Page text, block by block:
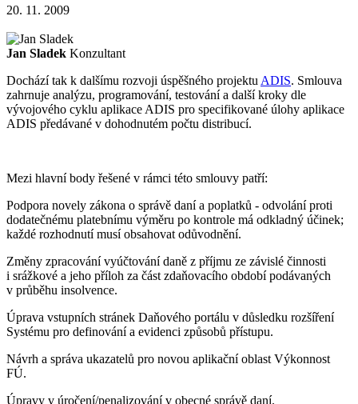
20. 11. 2009
Jan Sladek Konzultant
Dochází tak k dalšímu rozvoji úspěšného projektu ADIS. Smlouva
zahrnuje analýzu, programování, testování a další kroky dle
vývojového cyklu aplikace ADIS pro specifikované úlohy aplikace
ADIS předávané v dohodnutém počtu distribucí.
Mezi hlavní body řešené v rámci této smlouvy patří:
Podpora novely zákona o správě daní a poplatků - odvolání proti
dodatečnému platebnímu výměru po kontrole má odkladný účinek;
každé rozhodnutí musí obsahovat odůvodnění.
Změny zpracování vyúčtování daně z příjmu ze závislé činnosti
i srážkové a jeho příloh za část zdaňovacího období podávaných
v průběhu insolvence.
Úprava vstupních stránek Daňového portálu v důsledku rozšíření
Systému pro definování a evidenci způsobů přístupu.
Návrh a správa ukazatelů pro novou aplikační oblast Výkonnost
FÚ.
Úpravy v úročení/penalizování v obecné správě daní.